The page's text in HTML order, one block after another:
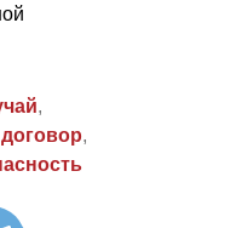
,
договор,